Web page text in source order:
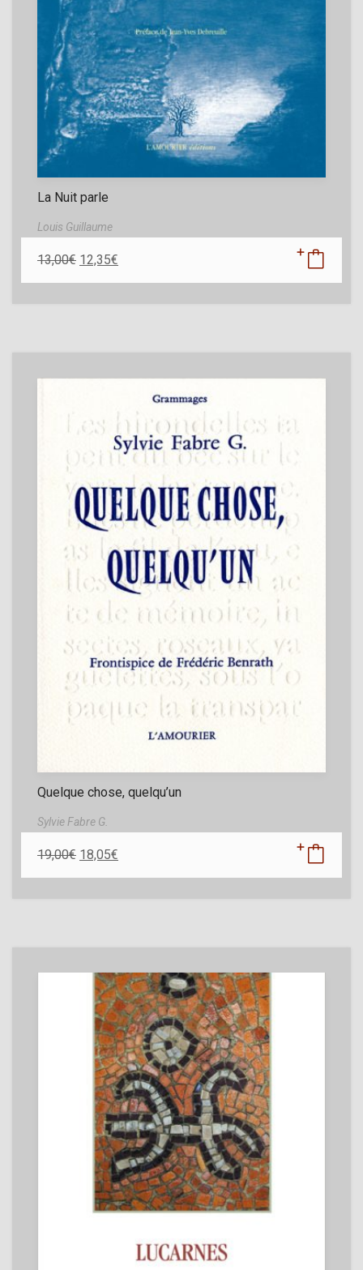
La Nuit parle
Louis Guillaume
13,00€ 12,35€
Quelque chose, quelqu’un
Sylvie Fabre G.
19,00€ 18,05€